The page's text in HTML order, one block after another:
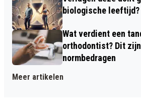
biologische leeftijd?
Wat verdient een
orthodontist? Dit
normbedragen
Meer artikelen